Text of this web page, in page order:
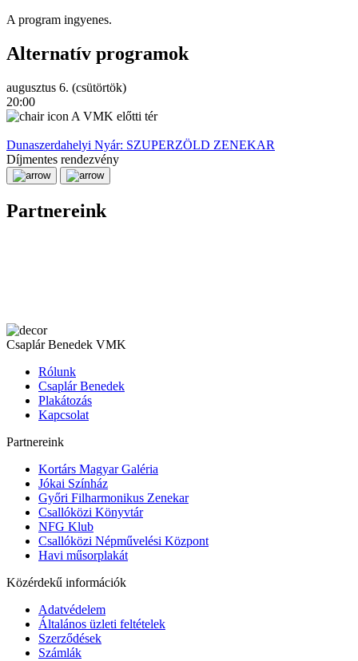
A program ingyenes.
Alternatív programok
augusztus 6. (csütörtök)
20:00
A VMK előtti tér
Dunaszerdahelyi Nyár: SZUPERZÖLD ZENEKAR
Díjmentes rendezvény
Partnereink
Csaplár Benedek VMK
Rólunk
Csaplár Benedek
Plakátozás
Kapcsolat
Partnereink
Kortárs Magyar Galéria
Jókai Színház
Győri Filharmonikus Zenekar
Csallóközi Könyvtár
NFG Klub
Csallóközi Népművelési Központ
Havi műsorplakát
Közérdekű információk
Adatvédelem
Általános üzleti feltételek
Szerződések
Számlák